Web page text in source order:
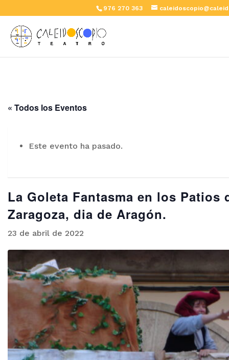
976 270 363
« Todos los Eventos
Este evento ha pasado.
La Goleta Fantasma en los Patios
Zaragoza, dia de Aragón.
23 de abril de 2022